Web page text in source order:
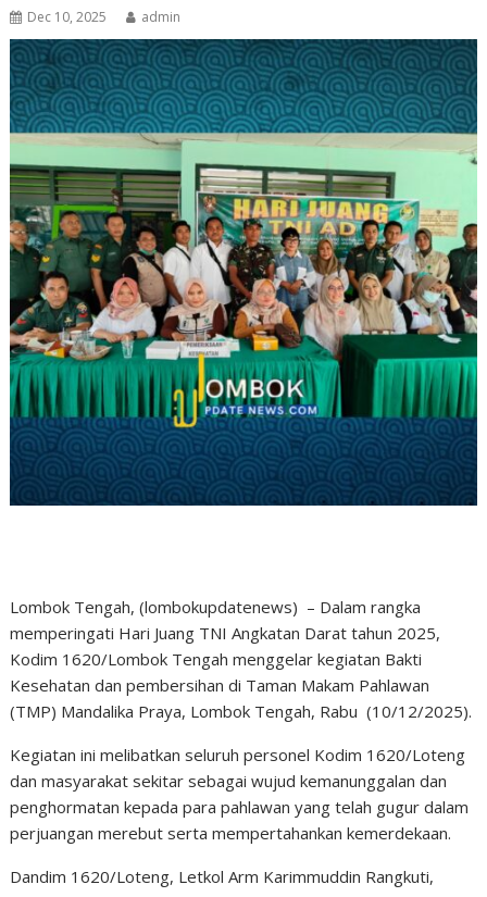
Dec 10, 2025 admin
Lombok Tengah, (lombokupdatenews) – Dalam rangka
memperingati Hari Juang TNI Angkatan Darat tahun 2025,
Kodim 1620/Lombok Tengah menggelar kegiatan Bakti
Kesehatan dan pembersihan di Taman Makam Pahlawan
(TMP) Mandalika Praya, Lombok Tengah, Rabu (10/12/2025).
Kegiatan ini melibatkan seluruh personel Kodim 1620/Loteng
dan masyarakat sekitar sebagai wujud kemanunggalan dan
penghormatan kepada para pahlawan yang telah gugur dalam
perjuangan merebut serta mempertahankan kemerdekaan.
Dandim 1620/Loteng, Letkol Arm Karimmuddin Rangkuti,